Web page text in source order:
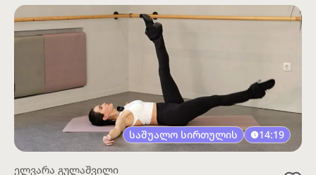
საშუალო სირთულის 14:19
ელვარა გულაშვილი